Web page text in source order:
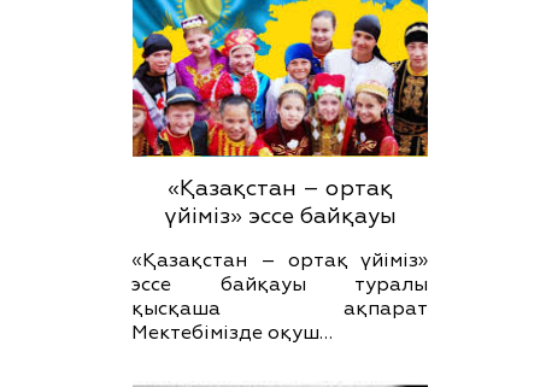
«Қазақстан – ортақ
үйіміз» эссе байқауы
«Қазақстан – ортақ үйіміз»
эссе байқауы туралы
қысқаша ақпарат
Мектебімізде оқуш…